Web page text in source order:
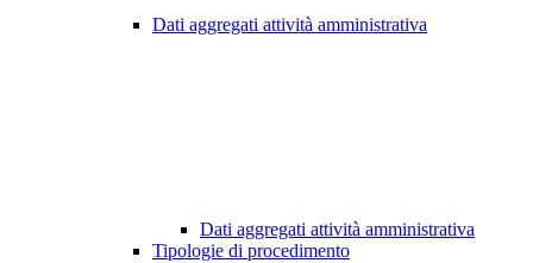
Dati aggregati attività amministrativa
Dati aggregati attività amministrativa
Tipologie di procedimento